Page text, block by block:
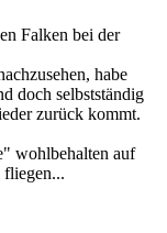
Falken bei der
habe
doch selbstständig
zurück kommt.
wohlbehalten auf
fliegen...